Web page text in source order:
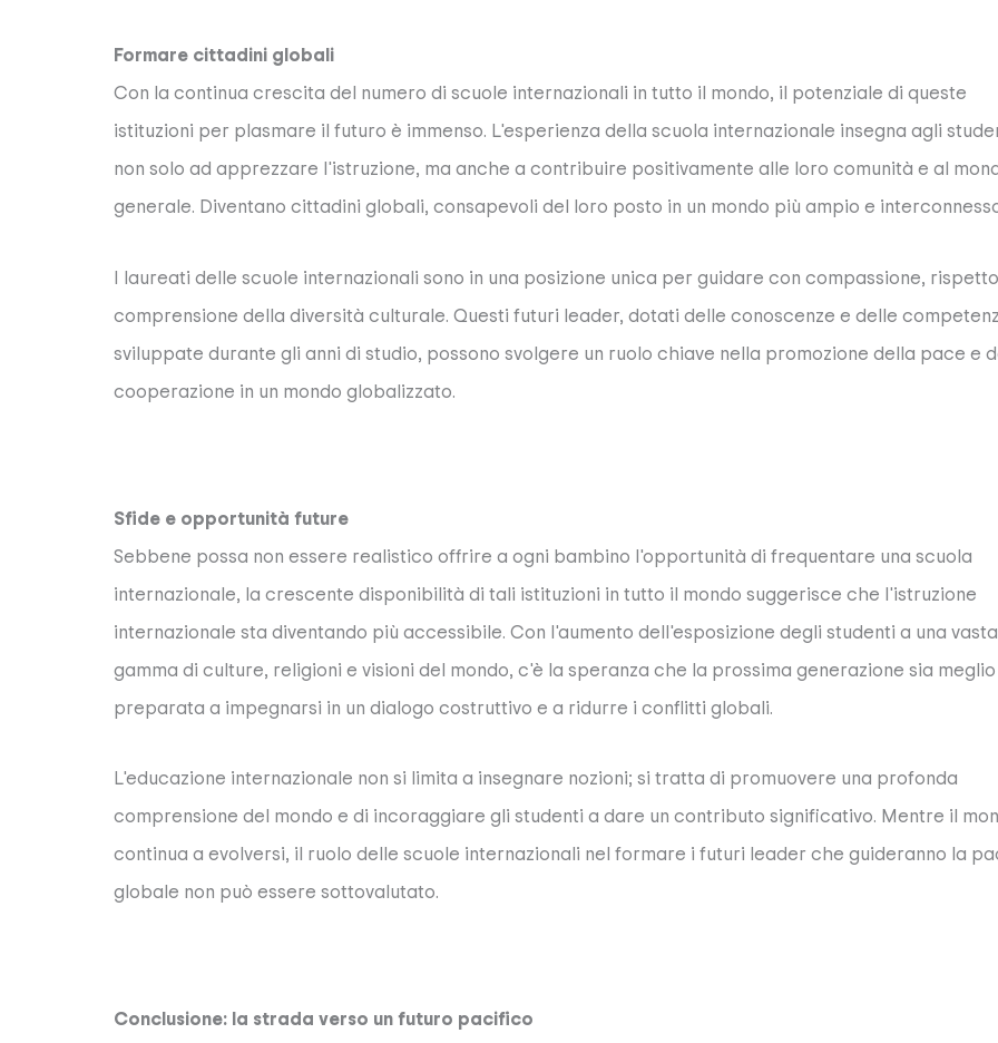
Formare cittadini globali
Con la continua crescita del numero di scuole internazionali in tutto il mondo, il potenziale di queste
istituzioni per plasmare il futuro è immenso. L'esperienza della scuola internazionale insegna agli
non solo ad apprezzare l'istruzione, ma anche a contribuire positivamente alle loro comunità e al
generale. Diventano cittadini globali, consapevoli del loro posto in un mondo più ampio e
I laureati delle scuole internazionali sono in una posizione unica per guidare con compassione,
comprensione della diversità culturale. Questi futuri leader, dotati delle conoscenze e delle
sviluppate durante gli anni di studio, possono svolgere un ruolo chiave nella promozione della pace e
cooperazione in un mondo globalizzato.
Sfide e opportunità future
Sebbene possa non essere realistico offrire a ogni bambino l'opportunità di frequentare una scuola
internazionale, la crescente disponibilità di tali istituzioni in tutto il mondo suggerisce che l'istruzione
internazionale sta diventando più accessibile. Con l'aumento dell'esposizione degli studenti a una vasta
gamma di culture, religioni e visioni del mondo, c'è la speranza che la prossima generazione sia meglio
preparata a impegnarsi in un dialogo costruttivo e a ridurre i conflitti globali.
L'educazione internazionale non si limita a insegnare nozioni; si tratta di promuovere una profonda
comprensione del mondo e di incoraggiare gli studenti a dare un contributo significativo. Mentre il
continua a evolversi, il ruolo delle scuole internazionali nel formare i futuri leader che guideranno la
globale non può essere sottovalutato.
Conclusione: la strada verso un futuro pacifico